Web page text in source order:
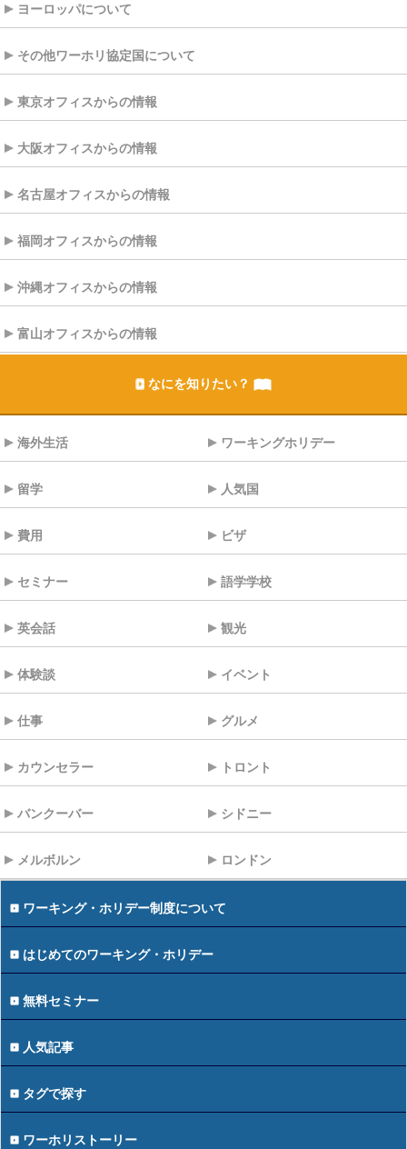
ヨーロッパについて
その他ワーホリ協定国について
東京オフィスからの情報
大阪オフィスからの情報
名古屋オフィスからの情報
福岡オフィスからの情報
沖縄オフィスからの情報
富山オフィスからの情報
なにを知りたい？
海外生活 ワーキングホリデー
留学 人気国
費用 ビザ
セミナー 語学学校
英会話 観光
体験談 イベント
仕事 グルメ
カウンセラー トロント
バンクーバー シドニー
メルボルン ロンドン
ワーキング・ホリデー制度について
はじめてのワーキング・ホリデー
無料セミナー
人気記事
タグで探す
ワーホリストーリー